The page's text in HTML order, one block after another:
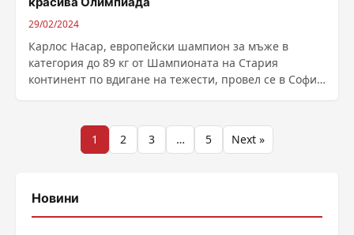
29/02/2024
Карлос Насар, европейски шампион за мъже в
категория до 89 кг от Шампионата на Стария
континент по вдигане на тежести, провел се в София
Разделяне
публикациите
1 2 3 … 5 Next »
Новини